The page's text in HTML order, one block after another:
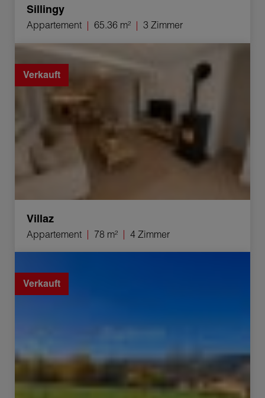
Sillingy
Appartement 65.36 m² 3 Zimmer
Verkauf Appartement Villaz 4 Zimmer 78 m²
Verkauft
Villaz
Appartement 78 m² 4 Zimmer
Verkauft